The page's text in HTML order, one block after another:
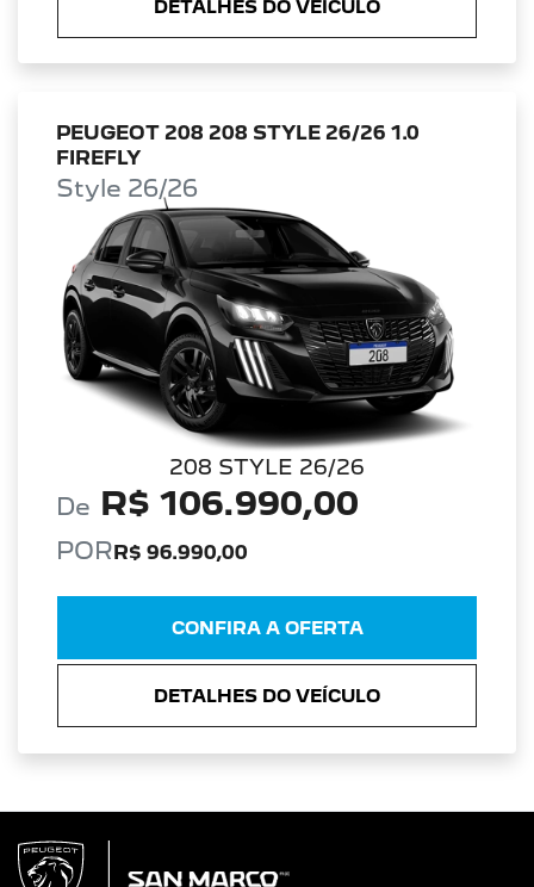
DETALHES DO VEÍCULO
PEUGEOT 208 208 STYLE 26/26 1.0
FIREFLY
Style 26/26
208 STYLE 26/26
De R$ 106.990,00
PORR$ 96.990,00
CONFIRA A OFERTA
DETALHES DO VEÍCULO